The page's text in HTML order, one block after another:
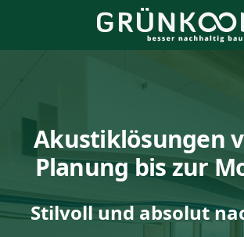
Akustiklösungen
Planung bis zur
Stilvoll und absolut